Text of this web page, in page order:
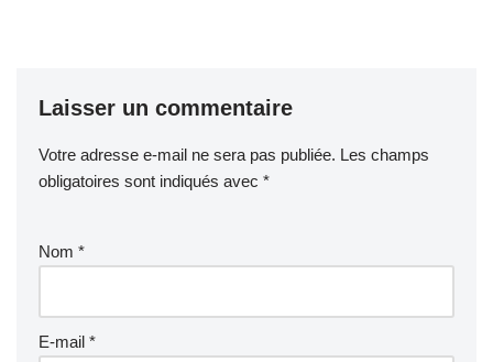
Laisser un commentaire
Votre adresse e-mail ne sera pas publiée. Les champs
obligatoires sont indiqués avec *
Nom *
E-mail *